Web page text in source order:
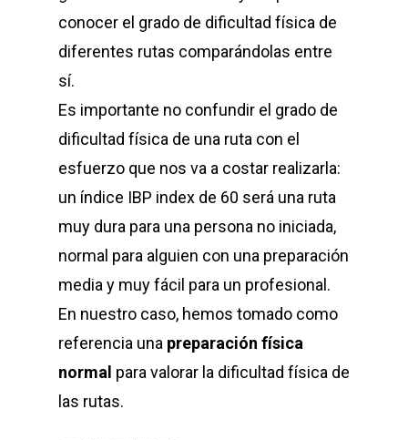
conocer el grado de dificultad física de
diferentes rutas comparándolas entre
sí.
Es importante no confundir el grado de
dificultad física de una ruta con el
esfuerzo que nos va a costar realizarla:
un índice IBP index de 60 será una ruta
muy dura para una persona no iniciada,
normal para alguien con una preparación
media y muy fácil para un profesional.
En nuestro caso, hemos tomado como
referencia una preparación física
normal para valorar la dificultad física de
las rutas.